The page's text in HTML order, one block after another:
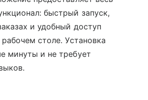
быстрый запуск,
и удобный доступ
столе. Установка
минуты и не требует